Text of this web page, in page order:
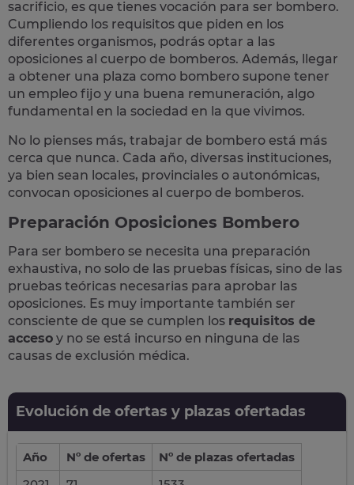
sacrificio, es que tienes vocación para ser bombero.
Cumpliendo los requisitos que piden en los
diferentes organismos, podrás optar a las
oposiciones al cuerpo de bomberos. Además, llegar
a obtener una plaza como bombero supone tener
un empleo fijo y una buena remuneración, algo
fundamental en la sociedad en la que vivimos.
No lo pienses más, trabajar de bombero está más
cerca que nunca. Cada año, diversas instituciones,
ya bien sean locales, provinciales o autonómicas,
convocan oposiciones al cuerpo de bomberos.
Preparación Oposiciones Bombero
Para ser bombero se necesita una preparación
exhaustiva, no solo de las pruebas físicas, sino de las
pruebas teóricas necesarias para aprobar las
oposiciones. Es muy importante también ser
consciente de que se cumplen los requisitos de
acceso y no se está incurso en ninguna de las
causas de exclusión médica.
Evolución de ofertas y plazas ofertadas
Año Nº de ofertas
Nº de plazas ofertadas